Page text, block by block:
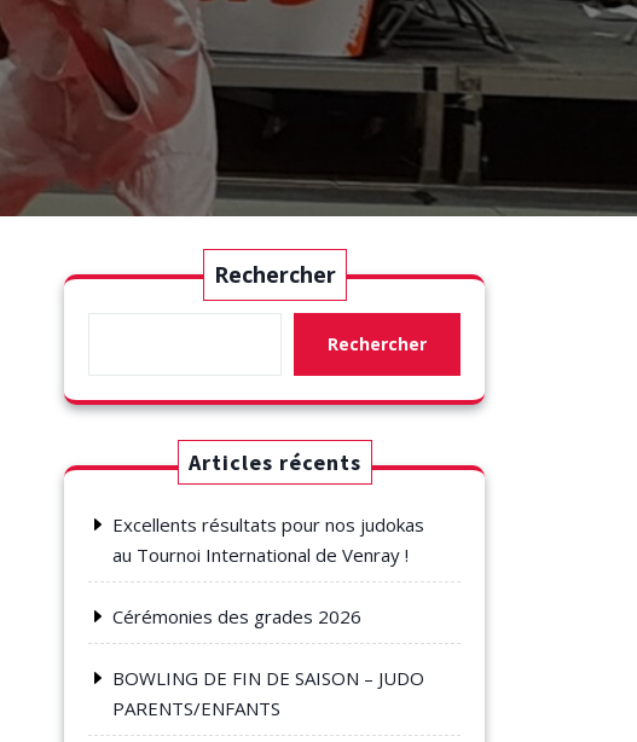
Rechercher
Rechercher
Articles récents
Excellents résultats pour nos judokas
au Tournoi International de Venray !
Cérémonies des grades 2026
BOWLING DE FIN DE SAISON – JUDO
PARENTS/ENFANTS